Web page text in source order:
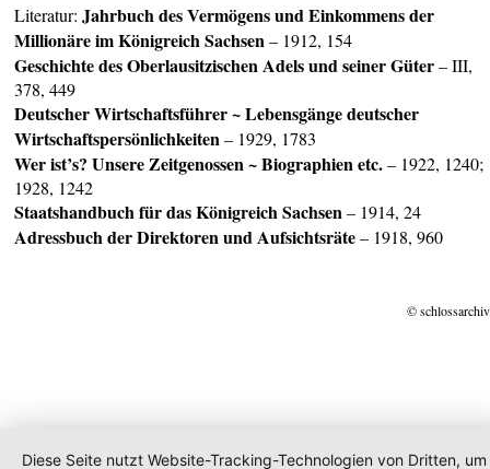
Literatur:Jahrbuch des Vermögens und Einkommens der
Millionäre im Königreich Sachsen– 1912, 154
Geschichte des Oberlausitzischen Adels und seiner Güter– III,
378, 449
Deutscher Wirtschaftsführer ~ Lebensgänge deutscher
Wirtschaftspersönlichkeiten – 1929, 1783
Wer ist’s? Unsere Zeitgenossen ~ Biographien etc.– 1922, 1240;
1928, 1242
Staatshandbuch für dasKönigreich Sachsen – 1914, 24
Adressbuch der Direktoren und Aufsichtsräte– 1918, 960
©
Diese Seite nutzt Website-Tracking-Technologien von Dritten, um